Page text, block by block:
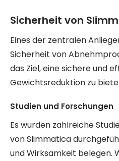
Sicherheit von
Eines der zentralen
Sicherheit von
das Ziel, eine sichere und
Gewichtsreduktion zu
Studien und Forschungen
Es wurden zahlreiche
von Slimmatica
und Wirksamkeit belegen.